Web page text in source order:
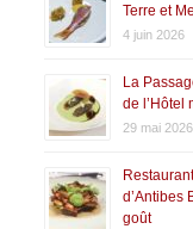
Terre et
4 juin 2026
La
de l’Hôtel
29 mai 2026
d’Antibes
goût